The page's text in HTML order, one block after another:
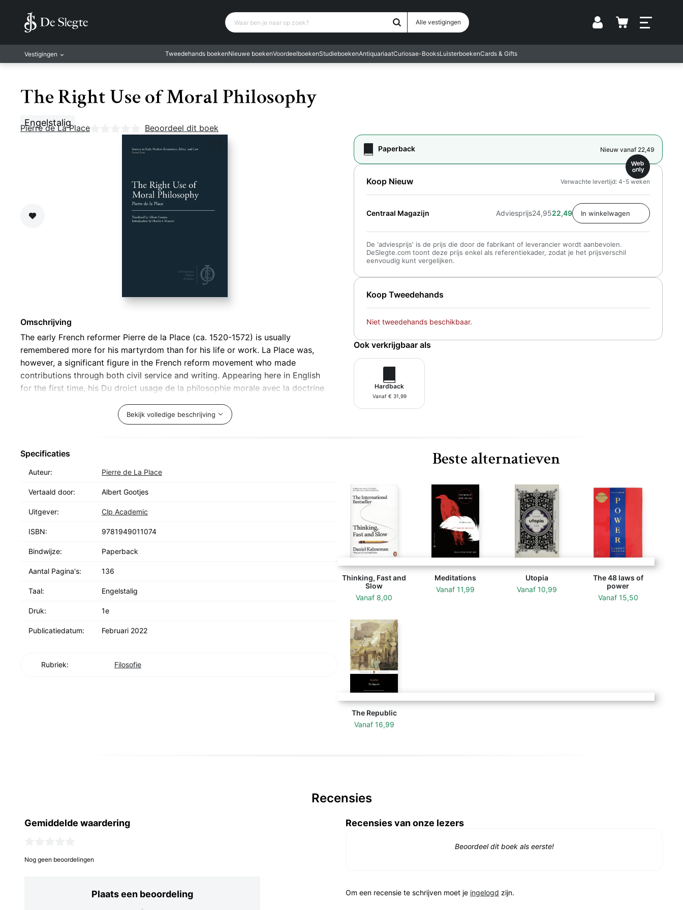
Alle vestigingen Vestiging
Waar ben je naar op zoek?
Tweedehands boekenNieuwe boekenVoordeelboekenStudieboekenAntiquariaatCuriosae-BooksLuisterboekenCards & Gifts
Vestigingen
Rotterdam
Leiden
Antwerpen
The Right Use of Moral Philosophy
Engelstalig
Pierre de La Place Nog geen beoordelingen
Beoordeel dit boek
Paperback Nieuw vanaf 22,49
Koop Tweedehands
Niet tweedehands beschikbaar.
Koop Nieuw
Web
only
Centraal Magazijn Adviesprijs24,9522,49
De 'adviesprijs' is de prijs die door de fabrikant of leverancier wordt aanbevolen.
DeSlegte.com toont deze prijs enkel als referentiekader, zodat je het prijsverschil
eenvoudig kunt vergelijken.
Verwachte levertijd: 4-5 weken
Ook verkrijgbaar als
Hardback
Vanaf € 31,99
Omschrijving
The early French reformer Pierre de la Place (ca. 1520-1572) is usually
remembered more for his martyrdom than for his life or work. La Place was,
however, a significant figure in the French reform movement who made
contributions through both civil service and writing. Appearing here in English
for the first time, his Du droict usage de la philosophie morale avec la doctrine
begins with praise for the science of ethics, turns to a discussion of the highest
good, and then expounds topics such as the will, habit, and virtue. Throughout
theology, and he illustrates how the confusion of these disciplines leads to
related to theology for the benefit of civil society. Written by an often
overlooked leader of the Huguenots, this work will be of interest to scholars
Bekijk volledige beschrijving
Beste alternatieven
Thinking, Fast and
Slow
Vanaf 8,00
Meditations
Vanaf 11,99
Utopia
Vanaf 10,99
The 48 laws of
power
Vanaf 15,50
The Republic
Vanaf 16,99
Specificaties
Auteur: Pierre de La Place
Vertaald door: Albert Gootjes
Uitgever: Clp Academic
ISBN: 9781949011074
Bindwijze: Paperback
Aantal Pagina's: 136
Taal: Engelstalig
Druk: 1e
Publicatiedatum: Februari 2022
Rubriek: Filosofie
Recensies
Gemiddelde waardering
Nog geen beoordelingen
Plaats een beoordeling
Recensies van onze lezers
Beoordeel dit boek als eerste!
Om een recensie te schrijven moet je ingelogd zijn.